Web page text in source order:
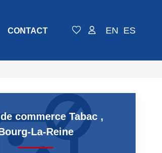
CONTACT EN ES
commerce Tabac ,
La-Reine